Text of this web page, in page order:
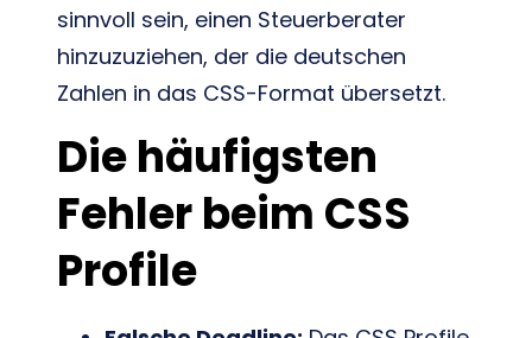
sinnvoll sein, einen Steuerberater
hinzuzuziehen, der die deutschen
Zahlen in das CSS-Format übersetzt.
Die häufigsten
Fehler beim CSS
Profile